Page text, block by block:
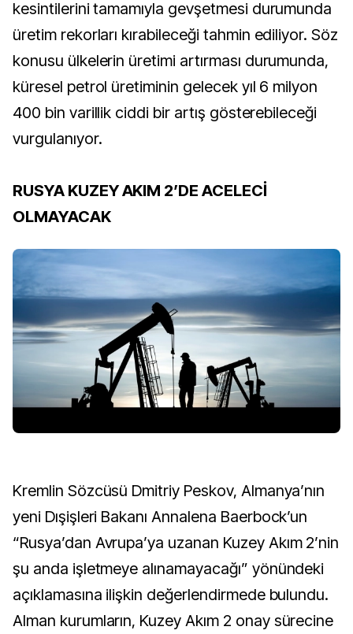
kesintilerini tamamıyla gevşetmesi durumunda
üretim rekorları kırabileceği tahmin ediliyor. Söz
konusu ülkelerin üretimi artırması durumunda,
küresel petrol üretiminin gelecek yıl 6 milyon
400 bin varillik ciddi bir artış gösterebileceği
vurgulanıyor.
RUSYA KUZEY AKIM 2’DE ACELECİ
OLMAYACAK
Kremlin Sözcüsü Dmitriy Peskov, Almanya’nın
yeni Dışişleri Bakanı Annalena Baerbock’un
“Rusya’dan Avrupa’ya uzanan Kuzey Akım 2’nin
şu anda işletmeye alınamayacağı” yönündeki
açıklamasına ilişkin değerlendirmede bulundu.
Alman kurumların, Kuzey Akım 2 onay sürecine